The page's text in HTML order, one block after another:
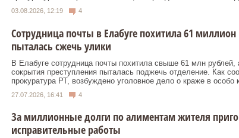
03.08.2026, 12:19 4
Сотрудница почты в Елабуге похитила 61 миллион
пыталась сжечь улики
В Елабуге сотрудница почты похитила свыше 61 млн рублей,
сокрытия преступления пыталась поджечь отделение. Как
прокуратура РТ, возбуждено уголовное дело о краже в особо
27.07.2026, 16:41 4
За миллионные долги по алиментам жителя
исправительные работы